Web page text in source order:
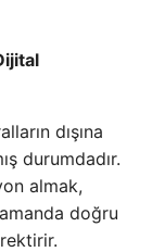
dışına
durumdadır.
almak,
doğru